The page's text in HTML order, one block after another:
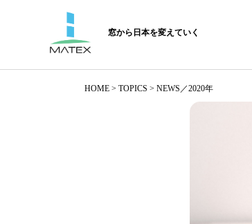
窓から日本を変えていく
HOME > TOPICS > NEWS／2020年